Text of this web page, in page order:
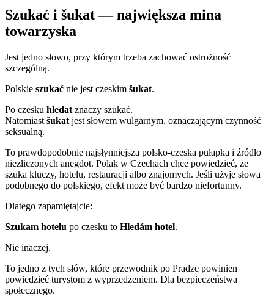
Szukać i šukat — największa mina
towarzyska
Jest jedno słowo, przy którym trzeba zachować ostrożność
szczególną.
Polskie szukać nie jest czeskim šukat.
Po czesku hledat znaczy szukać.
Natomiast šukat jest słowem wulgarnym, oznaczającym czynność
seksualną.
To prawdopodobnie najsłynniejsza polsko-czeska pułapka i źródło
niezliczonych anegdot. Polak w Czechach chce powiedzieć, że
szuka kluczy, hotelu, restauracji albo znajomych. Jeśli użyje słowa
podobnego do polskiego, efekt może być bardzo niefortunny.
Dlatego zapamiętajcie:
Szukam hotelu po czesku to Hledám hotel.
Nie inaczej.
To jedno z tych słów, które przewodnik po Pradze powinien
powiedzieć turystom z wyprzedzeniem. Dla bezpieczeństwa
społecznego.